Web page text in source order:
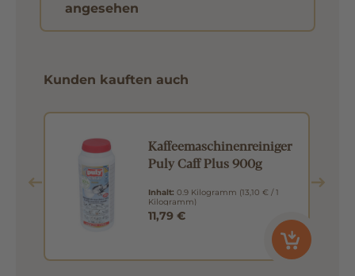
angesehen
Kunden kauften auch
Kaffeemaschinenreiniger
Puly Caff Plus 900g
Inhalt: 0.9 Kilogramm (13,10 € / 1
Kilogramm)
11,79 €